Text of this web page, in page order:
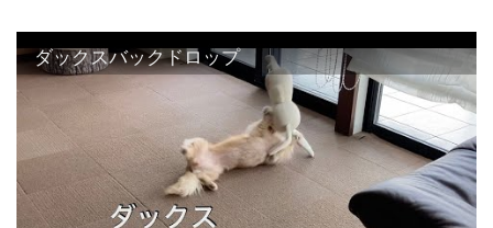
ダックスバックドロップ